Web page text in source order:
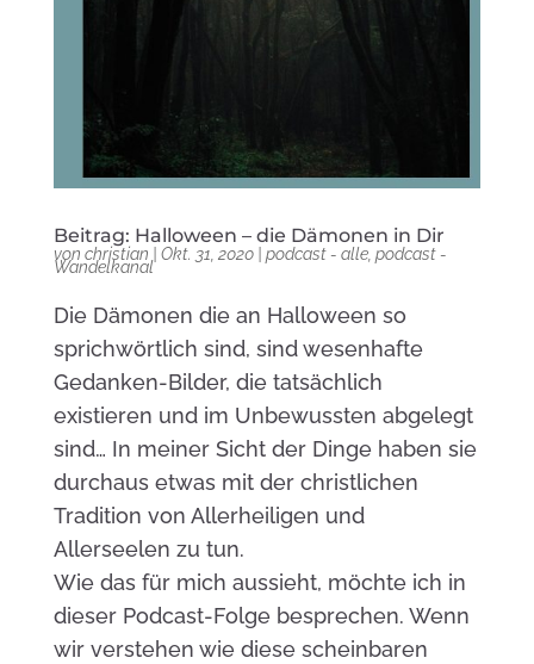
Beitrag: Halloween – die Dämonen in Dir
von christian Okt. 31, 2020| podcast - alle, podcast -
Wandelkanal
Die Dämonen die an Halloween so
sprichwörtlich sind, sind wesenhafte
Gedanken-Bilder, die tatsächlich
existieren und im Unbewussten abgelegt
sind… In meiner Sicht der Dinge haben sie
durchaus etwas mit der christlichen
Tradition von Allerheiligen und
Allerseelen zu tun.
Wie das für mich aussieht, möchte ich in
dieser Podcast-Folge besprechen. Wenn
wir verstehen wie diese scheinbaren